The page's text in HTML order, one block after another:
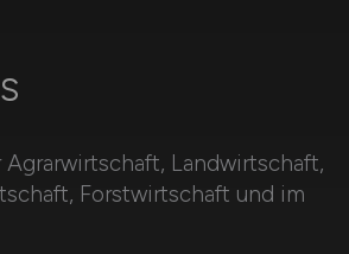
Agrarwirtschaft, Landwirtschaft,
Forstwirtschaft und im